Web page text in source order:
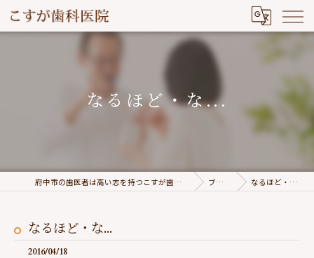
なるほど・な...
府中市の歯医者は高い志を持つこすが歯科医院 ブログ なるほど・な...
なるほど・な...
2016/04/18